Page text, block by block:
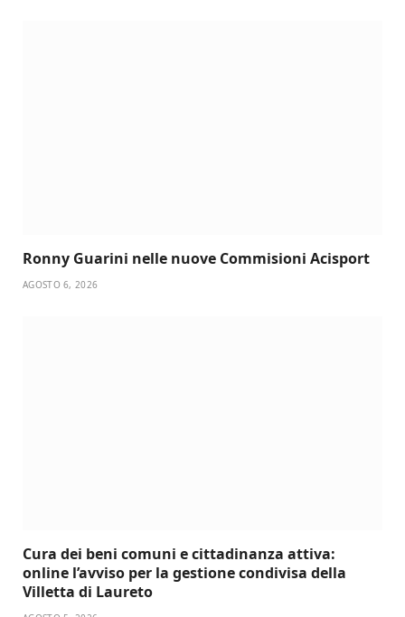
Ronny Guarini nelle nuove Commisioni Acisport
AGOSTO 6, 2026
Cura dei beni comuni e cittadinanza attiva:
online l’avviso per la gestione condivisa della
Villetta di Laureto